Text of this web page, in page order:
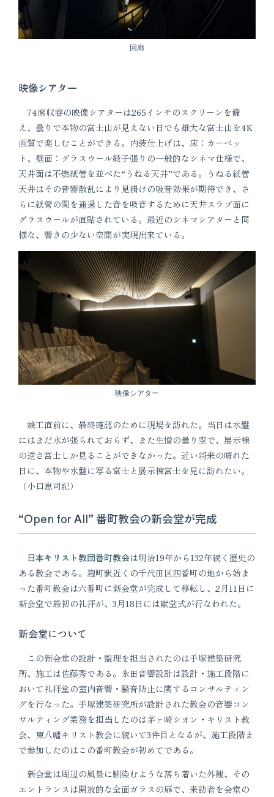
回廊
映像シアター
74席収容の映像シアターは265インチのスクリーンを備
え、曇りで本物の富士山が見えない日でも雄大な富士山を4K
画質で楽しむことができる。内装仕上げは、床：カーペッ
ト、壁面：グラスウール緞子張りの一般的なシネマ仕様で、
天井面は不燃紙管を並べた“うねる天井”である。うねる紙管
天井はその音響散乱により見掛けの吸音効果が期待でき、さ
らに紙管の間を通過した音を吸音するために天井スラブ面に
グラスウールが直貼されている。最近のシネマシアターと同
様な、響きの少ない空間が実現出来ている。
映像シアター
竣工直前に、最終確認のために現場を訪れた。当日は水盤
にはまだ水が張られておらず、また生憎の曇り空で、展示棟
の逆さ富士しか見ることができなかった。近い将来の晴れた
日に、本物や水盤に写る富士と展示棟富士を見に訪れたい。
（小口恵司記）
“Open for All” 番町教会の新会堂が完成
日本キリスト教団番町教会は明治19年から132年続く歴史の
ある教会である。麹町駅近くの千代田区四番町の地から始ま
った番町教会は六番町に新会堂が完成して移転し、2月11日に
新会堂で最初の礼拝が、3月18日には献堂式が行なわれた。
新会堂について
この新会堂の設計・監理を担当されたのは手塚建築研究
所、施工は佐藤秀である。永田音響設計は設計・施工段階に
おいて礼拝堂の室内音響・騒音防止に関するコンサルティン
グを行なった。手塚建築研究所が設計された教会の音響コン
サルティング業務を担当したのは茅ヶ崎シオン・キリスト教
会、東八幡キリスト教会に続いて3件目となるが、施工段階ま
で参加したのはこの番町教会が初めてである。
新会堂は周辺の風景に馴染むような落ち着いた外観、その
エントランスは開放的な全面ガラスの扉で、来訪者を会堂の